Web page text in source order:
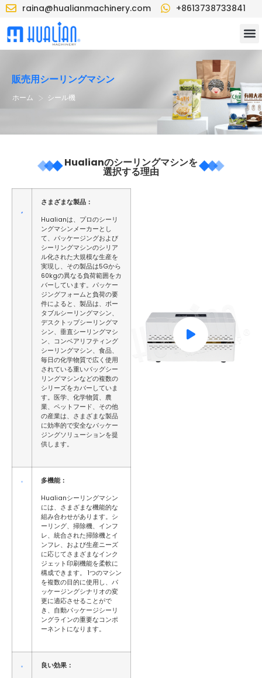
raina@hualianmachinery.com +8613738733841
販売用シーリングマシン
ホーム > シール機
Hualianのシーリングマシンを
選択する理由
さまざまな製品：
Hualianは、プロのシーリ
ングマシンメーカーとし
て、パッケージングおよび
シーリングマシンのシリア
ル化された大規模な生産を
実現し、その製品は5Gから
60kgの異なる負荷範囲をカ
バーしています。パッケー
ジングフォームと負荷の要
件によると、製品は、ポー
タブルシーリングマシン、
デスクトップシーリングマ
シン、垂直シーリングマシ
ン、コンベアリフティング
シーリングマシン、食品、
毎日の化学物質で広く使用
されている重いバッグシー
リングマシンなどの複数の
シリーズをカバーしていま
す。医学、化学物質、農
業、ペットフード、その他
の産業は、さまざまな製品
に効率的で安全なパッケー
ジングソリューションを提
供します。
多機能：
Hualianシーリングマシン
には、さまざまな機能的な
組み合わせがあります。シ
ーリング、掃除機、インフ
レ、統合された掃除機とイ
ンフレ、および生産ニーズ
に応じてさまざまなインク
ジェット印刷機能を柔軟に
構成できます。 1つのマシン
を複数の目的に使用し、パ
ッケージングシナリオの変
更に適応させることがで
き、自動パッケージシーリ
ングラインの重要なコンポ
ーネントになります。
良い効果：